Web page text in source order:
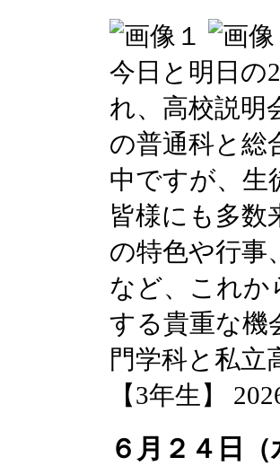
今日と明日の
れ、高校説明
の普通科と総
中ですが、生
皆様にも多数
の特色や行事
など、これか
する貴重な機
門学科と私立
【3年生】
６月２４日